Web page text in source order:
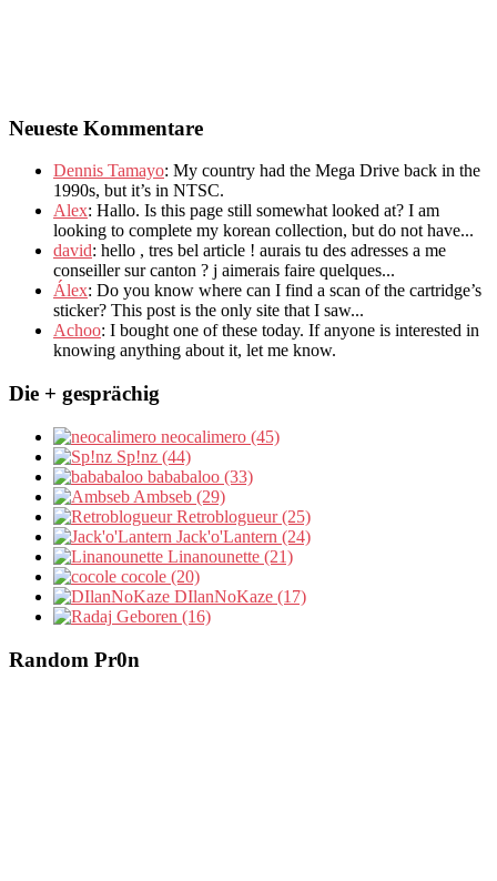
Neueste Kommentare
Dennis Tamayo: My country had the Mega Drive back in the
1990s, but it’s in NTSC.
Alex: Hallo. Is this page still somewhat looked at? I am
looking to complete my korean collection, but do not have...
david: hello , tres bel article ! aurais tu des adresses a me
conseiller sur canton ? j aimerais faire quelques...
Álex: Do you know where can I find a scan of the cartridge’s
sticker? This post is the only site that I saw...
Achoo: I bought one of these today. If anyone is interested in
knowing anything about it, let me know.
Die + gesprächig
neocalimero (45)
Sp!nz (44)
bababaloo (33)
Ambseb (29)
Retroblogueur (25)
Jack'o'Lantern (24)
Linanounette (21)
cocole (20)
DIlanNoKaze (17)
Geboren (16)
Random Pr0n